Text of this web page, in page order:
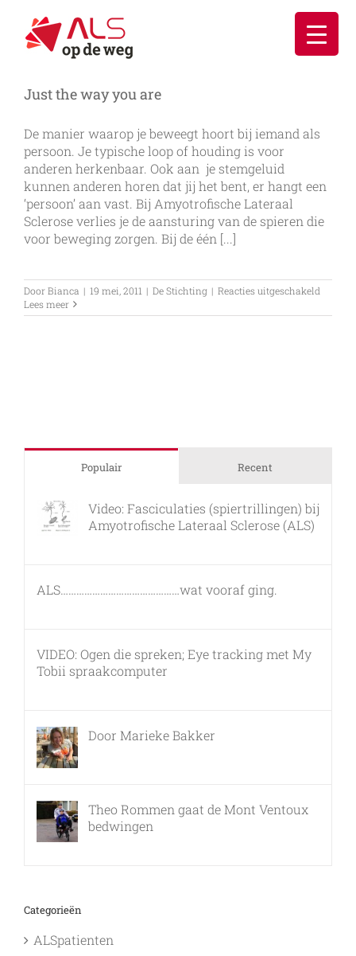
inhoud
Just the way you are
De manier waarop je beweegt hoort bij iemand als
persoon. Je typische loop of houding is voor
anderen herkenbaar. Ook aan je stemgeluid
kunnen anderen horen dat jij het bent, er hangt een
‘persoon’ aan vast. Bij Amyotrofische Lateraal
Sclerose verlies je de aansturing van de spieren die
voor beweging zorgen. Bij de één [...]
DoorBianca | 19 mei, 2011 | De Stichting | Reacties uitgeschakeld
the
Lees meer
Populair Recent
Video: Fasciculaties (spiertrillingen) bij
Amyotrofische Lateraal Sclerose (ALS)
ALS………………………………………wat vooraf ging.
VIDEO: Ogen die spreken; Eye tracking met My
Tobii spraakcomputer
Door Marieke Bakker
Theo Rommen gaat de Mont Ventoux
bedwingen
Categorieën
ALSpatienten